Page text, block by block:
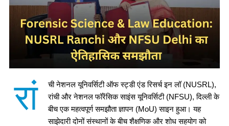
रां
ची नेशनल यूनिवर्सिटी ऑफ स्ट्डी एंड रिसर्च इन लॉ (NUSRL),
रांची और नेशनल फॉरेंसिक साइंस यूनिवर्सिटी (NFSU), दिल्ली के
बीच एक महत्वपूर्ण समझौता ज्ञापन (MoU) साइन हुआ। यह
साझेदारी दोनों संस्थानों के बीच शैक्षणिक और शोध सहयोग को